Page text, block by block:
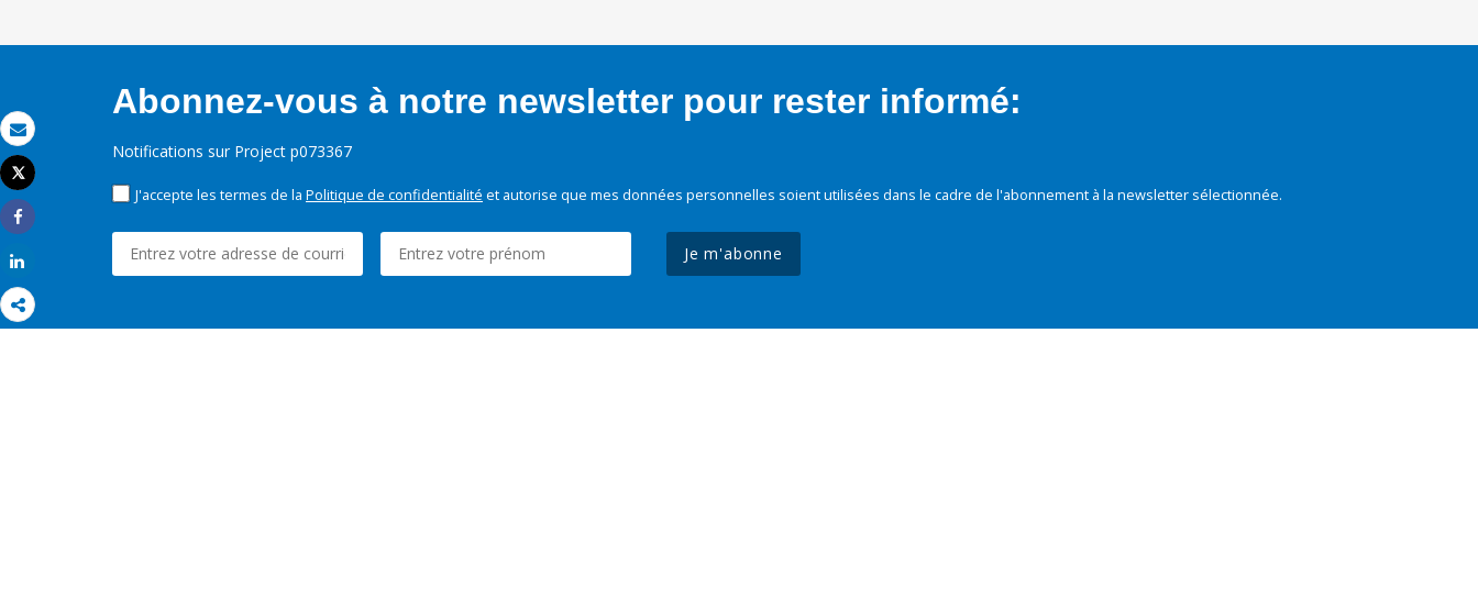
Email
Imprimer
Tweet
Share
Abonnez-vous à notre newsletter pour rester informé:
Notifications sur Project p073367
J'accepte les termes de la Politique de confidentialité et autorise que mes données personnelles soient utilisées dans le cadre de l'abonnement à la newsletter sélectionnée.
Je m'abonne